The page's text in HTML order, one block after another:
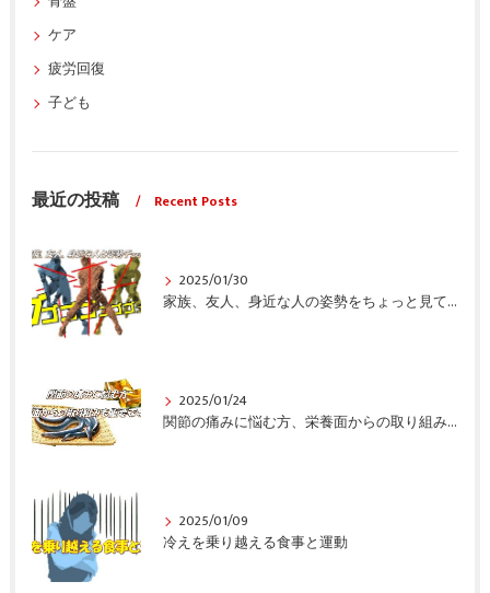
ケア
疲労回復
子ども
最近の投稿 Recent Posts
2025/01/30
家族、友人、身近な人の姿勢をちょっと見てみませんか？
2025/01/24
関節の痛みに悩む方、栄養面からの取り組みも重要ですよ！
2025/01/09
冷えを乗り越える食事と運動